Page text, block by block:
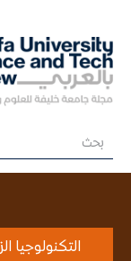
التكنولوجيا